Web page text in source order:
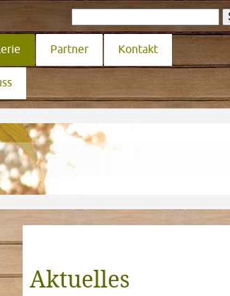
Partner Kontakt
Aktuelles